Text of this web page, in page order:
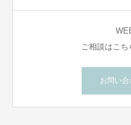
ご相談はこち
お問い